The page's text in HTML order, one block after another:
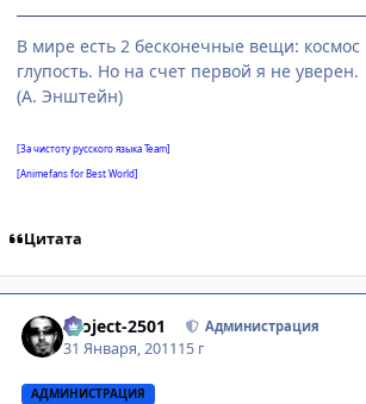
В мире есть 2 бесконечные вещи: космос
глупость. Но на счет первой я не уверен.
(А. Энштейн)
[За чистоту русского языка Team]
[Animefans for Best World]
Цитата
Project-2501 Администрация
31 Января, 201115 г
АДМИНИСТРАЦИЯ